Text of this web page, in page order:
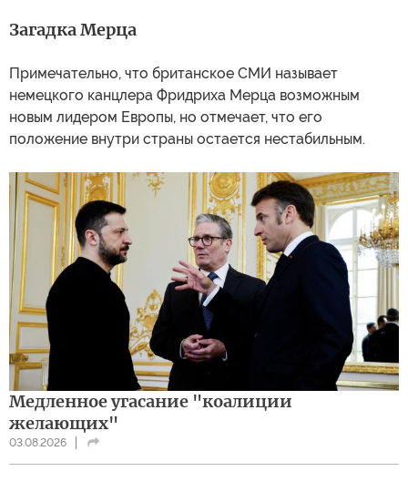
Загадка Мерца
Примечательно, что британское СМИ называет
немецкого канцлера Фридриха Мерца возможным
новым лидером Европы, но отмечает, что его
положение внутри страны остается нестабильным.
Медленное угасание "коалиции
желающих"
03.08.2026